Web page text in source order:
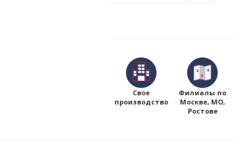
Свое
производство
Филиалы по
Москве, МО,
Ростове